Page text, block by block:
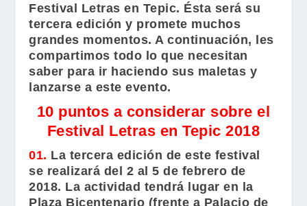
Festival Letras en Tepic. Ésta será su
tercera edición y promete muchos
grandes momentos. A continuación, les
compartimos todo lo que necesitan
saber para ir haciendo sus maletas y
lanzarse a este evento.
10 puntos a considerar sobre el
Festival Letras en Tepic 2018
01. La tercera edición de este festival
se realizará del 2 al 5 de febrero de
2018. La actividad tendrá lugar en la
Plaza Bicentenario (frente a Palacio de